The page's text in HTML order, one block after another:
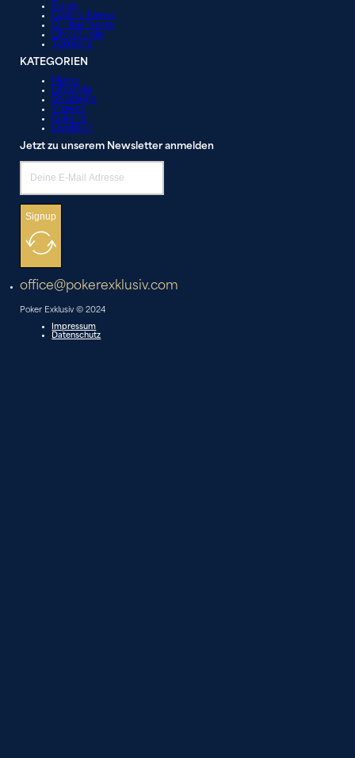
Poker
Casino News
Online News
City Guide
Turniere
KATEGORIEN
News
Lifestyle
Strategie
Videos
Galerie
Liveblog
Jetzt zu unserem Newsletter anmelden
Signup
office@pokerexklusiv.com
Poker Exklusiv © 2024
Impressum
Datenschutz